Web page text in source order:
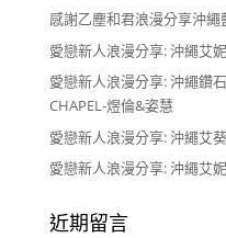
感謝乙塵和君浪漫分享沖繩
愛戀新人浪漫分享: 沖繩艾
愛戀新人浪漫分享: 沖繩鑽
CHAPEL-煜倫&姿慧
愛戀新人浪漫分享: 沖繩艾
愛戀新人浪漫分享: 沖繩艾
近期留言